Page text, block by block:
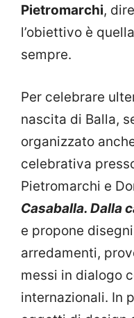
Pietromarchi,
l’obiettivo è
sempre.
Per celebrare
nascita di Balla,
organizzato
celebrativa
Pietromarchi e
Casaballa. Dalla
e propone
arredamenti,
messi in dialogo
internazionali. In